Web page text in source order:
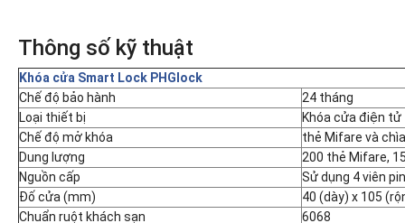
Thông số kỹ thuật
Khóa cửa Smart Lock PHGlock
Chế độ bảo hành
24 tháng
Loại thiết bị
Khóa cửa điện tử
Chế độ mở khóa
thẻ Mifare và
Dung lượng
200 thẻ Mifare,
Nguồn cấp
Sử dụng 4 viên
Đố cửa (mm)
40 (dày) x 105
Chuẩn ruột khách sạn
6068